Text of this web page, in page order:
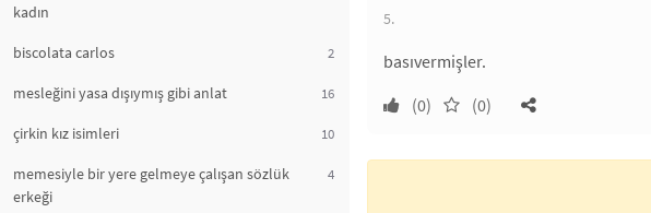
kadın
biscolata carlos 2
mesleğini yasa dışıymış gibi anlat 16
çirkin kız isimleri 10
memesiyle bir yere gelmeye çalışan sözlük
erkeği
4
5.
basıvermişler.
(0)
(0)